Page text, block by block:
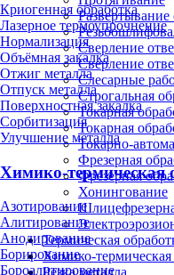
Криогенная обработка
Лазерное термоупрочнение
Нормализация
Объёмная закалка
Отжиг металла
Отпуск металла
Поверхностная закалка
Сорбитизация
Улучшение металла
Химико-термическая
Азотирование
Алитирование
Анодирование
Борирование
Бороалитирование
Развертывание
Сверление
Сверление
Слесарные
Строгальная
Токарная
Токарная
Токарно-
Фрезерная
Фрезерная
Хонингование
Термическая
Химико-термическая
Резка металла